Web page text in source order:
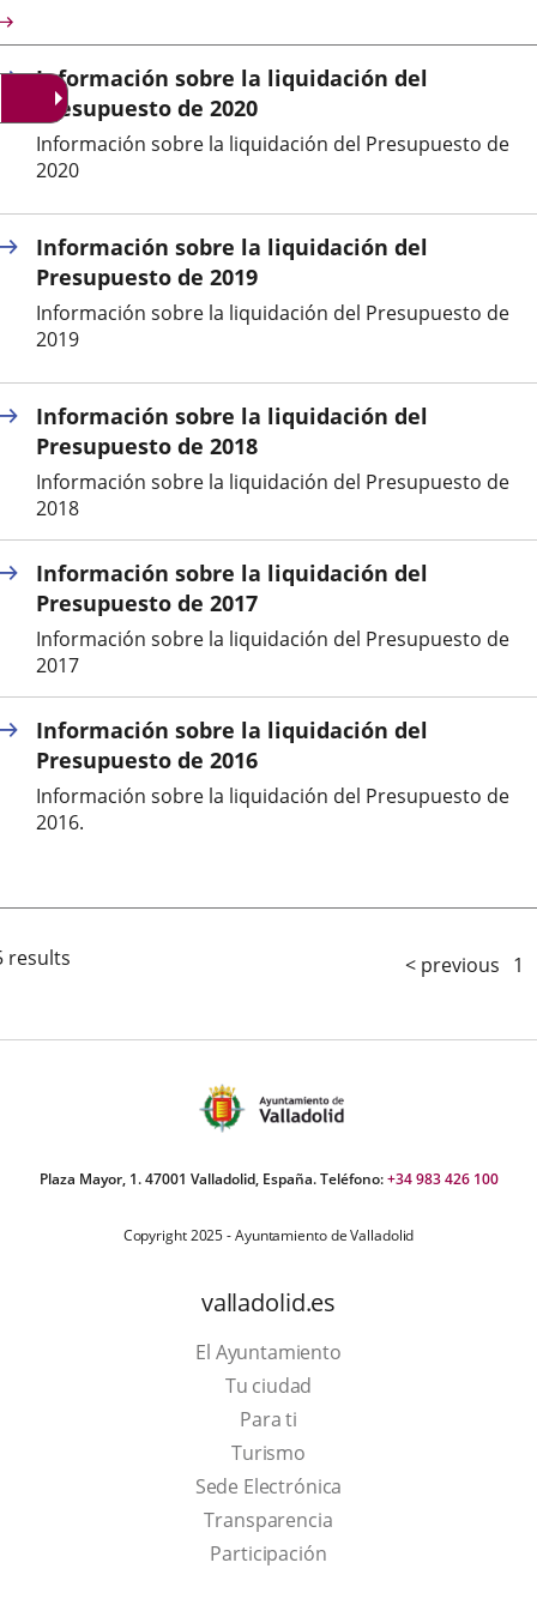
aplicación
externa.
aplicación
externa.
Información sobre la liquidación del
Presupuesto de 2020
Información sobre la liquidación del Presupuesto de
2020
Información sobre la liquidación del
Presupuesto de 2019
Información sobre la liquidación del Presupuesto de
2019
Información sobre la liquidación del
Presupuesto de 2018
Información sobre la liquidación del Presupuesto de
2018
Información sobre la liquidación del
Presupuesto de 2017
Información sobre la liquidación del Presupuesto de
2017
Información sobre la liquidación del
Presupuesto de 2016
Información sobre la liquidación del Presupuesto de
2016.
results < previous 1
Plaza Mayor, 1. 47001 Valladolid, España. Teléfono:+34 983 426 100
Copyright 2025 - Ayuntamiento de Valladolid
valladolid.es
El Ayuntamiento
Tu ciudad
Para ti
TurismoThis
link
will
open
Sede Electrónica
Transparencia
Participación